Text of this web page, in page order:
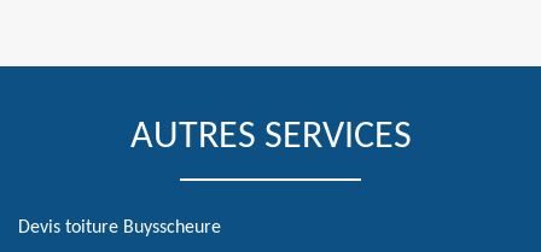
AUTRES SERVICES
Devis toiture Buysscheure